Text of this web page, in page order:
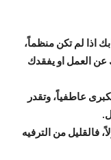
اذا لم تكن منظماً،
عن العمل او يفقدك
عاطفياً، وتقدر
من الترفيه